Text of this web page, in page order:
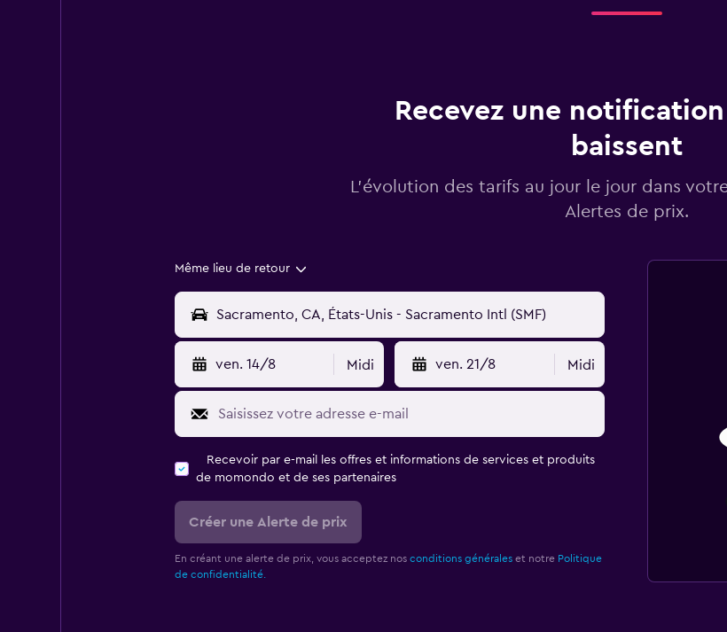
Recevez une
baissent
L’évolution des tarifs au jour le jour dans
Alertes de prix.
Même lieu de retour
ven. 14/8 Midi ven. 21/8 Midi
Recevoir par e-mail les offres et informations de services et produits
de momondo et de ses partenaires
Créer une Alerte de prix
En créant une alerte de prix, vous acceptez nos conditions généraleset notre Politique
de confidentialité.